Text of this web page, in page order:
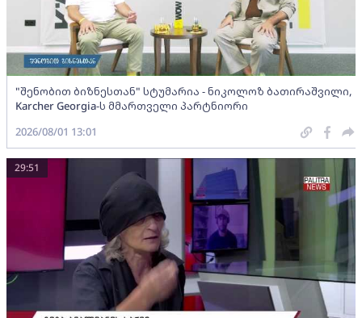
"შენობით ბიზნესთან" სტუმარია - ნიკოლოზ ბათირაშვილი,
Karcher Georgia-ს მმართველი პარტნიორი
2026/08/01 13:01
29:51